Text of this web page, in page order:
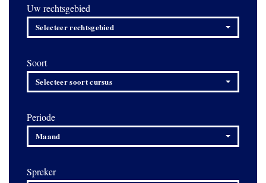
Uw rechtsgebied
Selecteer rechtsgebied
Soort
Selecteer soort cursus
Periode
Maand
Spreker